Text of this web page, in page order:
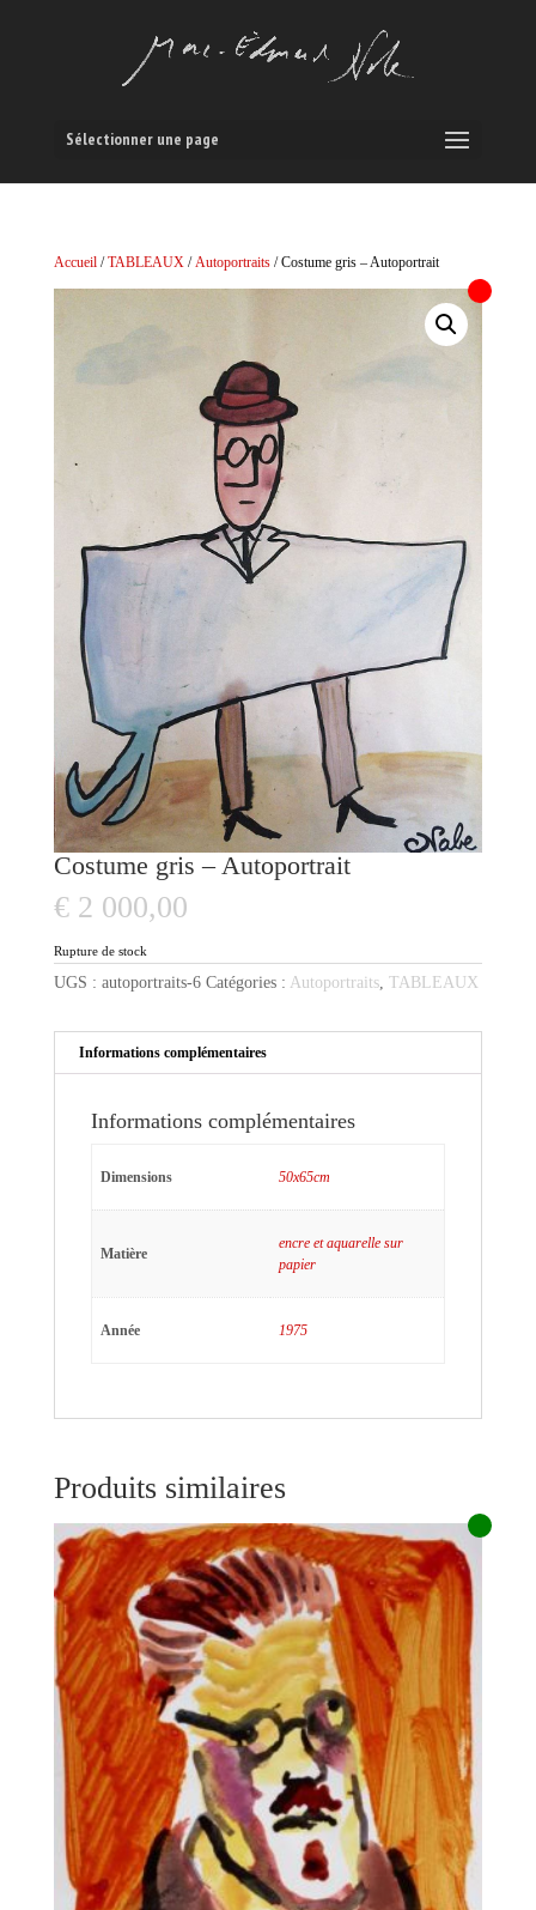
Sélectionner une page
Accueil/TABLEAUX/Autoportraits/ Costume gris – Autoportrait
Costume gris – Autoportrait
€2 000,00
Rupture de stock
UGS : autoportraits-6 Catégories : Autoportraits, TABLEAUX
Informations complémentaires
Informations complémentaires
Dimensions 50x65cm
Matière
encre et aquarelle sur
papier
Année 1975
Produits similaires